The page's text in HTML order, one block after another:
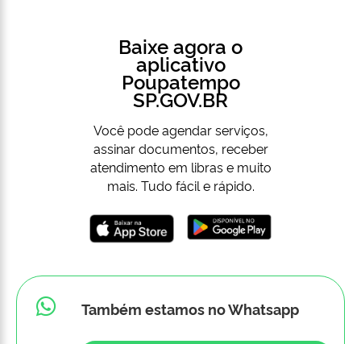
Baixe agora o
aplicativo
Poupatempo
SP.GOV.BR
Você pode agendar serviços,
assinar documentos, receber
atendimento em libras e muito
mais. Tudo fácil e rápido.
Também estamos no Whatsapp